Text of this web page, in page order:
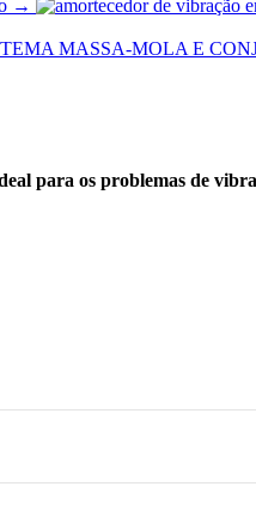
→
MASSA-MOLA E
para os problemas de